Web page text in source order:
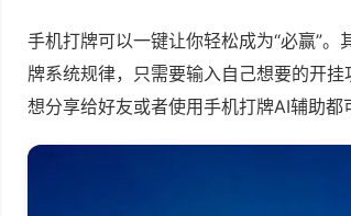
手机打牌可以一键让你轻松成为“必赢”
牌系统规律，只需要输入自己想要的开
想分享给好友或者使用手机打牌AI辅助都